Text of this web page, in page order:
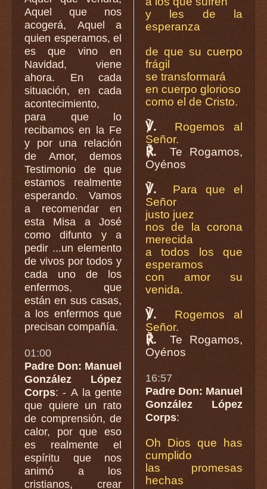
Aquel que nos
acogerá, Aquel a
quien esperamos, el
es que vino en
Navidad, viene
ahora. En cada
situación, en cada
acontecimiento,
para que lo
recibamos en la Fe
y por una relación
de Amor, demos
Testimonio de que
estamos realmente
esperando. Vamos
a recomendar en
esta Misa a José
como difunto y a
pedir ...un elemento
de vivos por todos y
cada uno de los
enfermos, que
están en sus casas,
a los enfermos que
precisan compañía.
01:00
Padre Don: Manuel
González López
Corps: - A la gente
que quiere un rato
de comprensión, de
calor, por que eso
es realmente el
espíritu que nos
animó a los
cristianos, crear
y les de la
esperanza
de que su cuerpo
frágil
se transformará
en cuerpo glorioso
como el de Cristo.
℣.
Rogemos al
Señor.
℟.
Te Rogamos,
Oyénos
℣.
Para que el
Señor
justo juez
nos de la corona
merecida
a todos los que
esperamos
con amor su
venida.
℣.
Rogemos al
Señor.
℟.
Te Rogamos,
Oyénos
16:57
Padre Don: Manuel
González López
Corps:
Oh Dios que has
cumplido
las promesas
hechas